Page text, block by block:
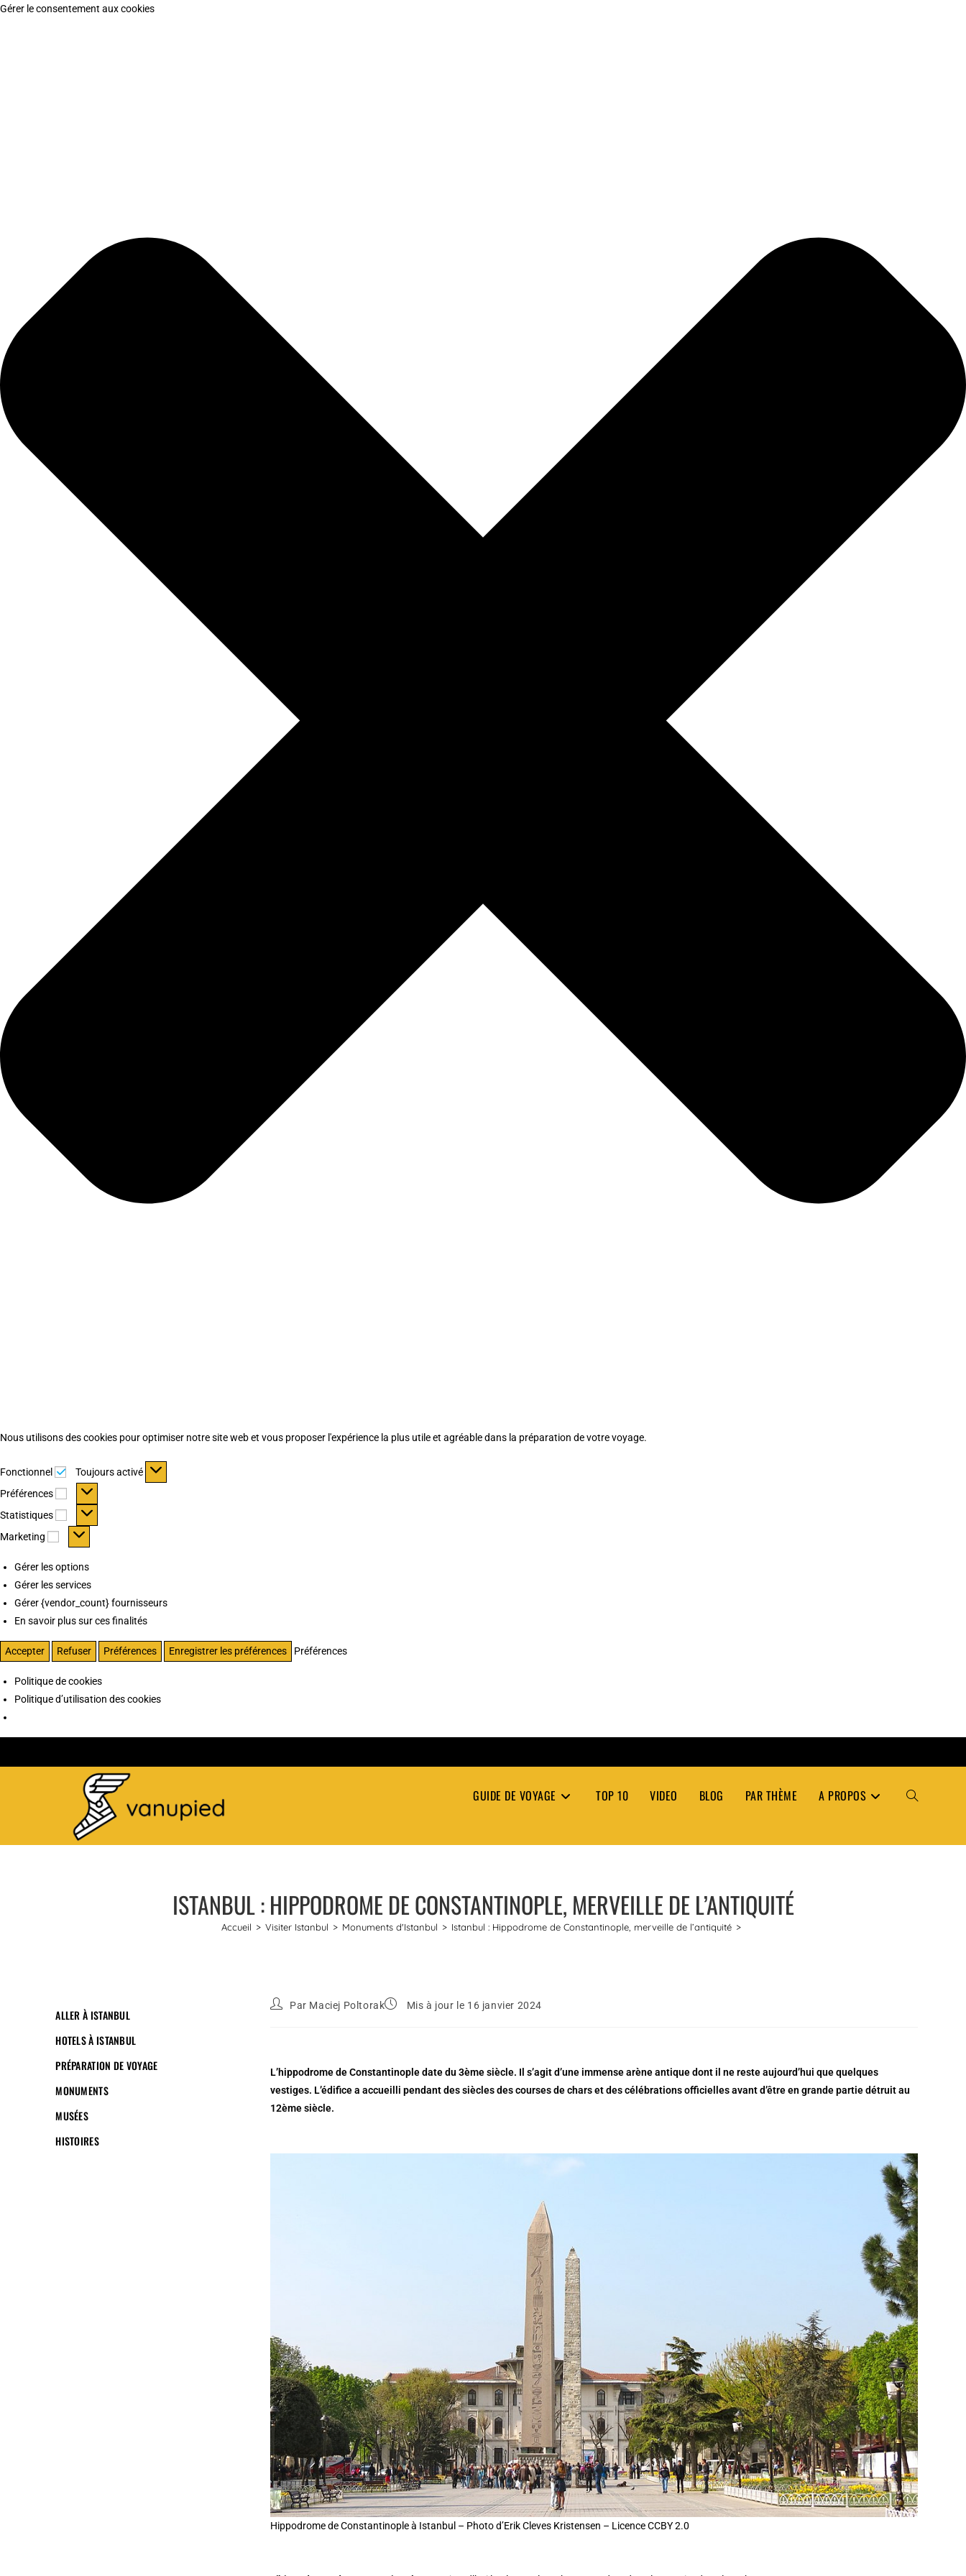
Gérer le consentement aux cookies
Nous utilisons des cookies pour optimiser notre site web et vous proposer l'expérience la plus utile et agréable dans la préparation de votre voyage.
Fonctionnel Fonctionnel
Toujours activé
Préférences
Préférences
Statistiques Statistiques
Marketing Marketing
Gérer les options
Gérer les services
Gérer {vendor_count} fournisseurs
En savoir plus sur ces finalités
Accepter Refuser Préférences Enregistrer les préférences Préférences
Politique de cookies
Politique d’utilisation des cookies
GUIDE DE VOYAGE TOP 10 VIDEO BLOG PAR THÈME A PROPOS TOGGLE
ISTANBUL : HIPPODROME DE CONSTANTINOPLE, MERVEILLE DE L’ANTIQUITÉ
Accueil > Visiter Istanbul > Monuments d'Istanbul > Istanbul : Hippodrome de Constantinople, merveille de l’antiquité >
ALLER À ISTANBUL
HOTELS À ISTANBUL
PRÉPARATION DE VOYAGE
MONUMENTS
MUSÉES
HISTOIRES
Par Maciej Poltorak Mis à jour le 16 janvier 2024
L’hippodrome de Constantinople date du 3ème siècle. Il s’agit d’une immense arène antique dont il ne reste aujourd’hui que quelques
vestiges. L’édifice a accueilli pendant des siècles des courses de chars et des célébrations officielles avant d’être en grande partie détruit au
12ème siècle.
Hippodrome de Constantinople à Istanbul – Photo d’Erik Cleves Kristensen – Licence CCBY 2.0